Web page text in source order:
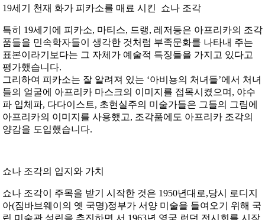
19세기 천재 화가 피카소를 매료 시킨 쇼나 조각
특히 19세기에 피카소, 마티스, 드랭, 레저등은 아프리카의 조각
품들을 민속학자들이 생각한 것처럼 부족문화를 나타내 주는
표본이라기보다는 그 자체가 예술적 특징들을 가지고 있다고
평가했습니다.
그리하여 피카소는 잘 알려져 있는 ‘아비뇽의 처녀들’에서 처녀
들의 얼굴에 아프리카 마스크의 이미지를 접목시켰으며, 야수
파 입체파, 다다이스트, 초현실주의 미술가들은 그들의 그림에
아프리카의 이미지를 사용했고, 조각품에도 아프리카 조각의
양감을 도입했습니다.
쇼나 조각의 입지와 가치
쇼나 조각이 주목을 받기 시작한 것은 1950년대로,당시 로디지
아(짐바브웨이의 옛 국명)정부가 서양 미술을 들여오기 위해 국
립 미술관 설립을 추진하면 서 1963년 영국 런던 전시회를 시작